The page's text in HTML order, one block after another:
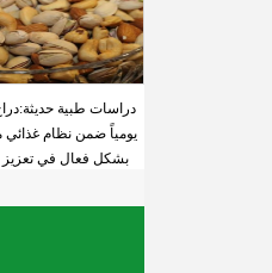
دراسات طبية
يومياً ضمن نظام غذائي
بشكل فعال في